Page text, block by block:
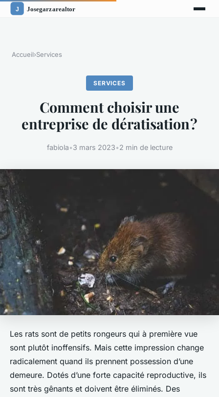
Accueil›Services
SERVICES
Comment choisir une
entreprise de dératisation ?
fabiola•3 mars 2023•2 min de lecture
Les rats sont de petits rongeurs qui à première vue
sont plutôt inoffensifs. Mais cette impression change
radicalement quand ils prennent possession d’une
demeure. Dotés d’une forte capacité reproductive, ils
sont très gênants et doivent être éliminés. Des